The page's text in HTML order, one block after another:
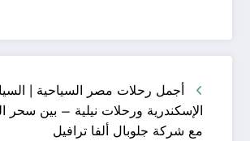
أجمل رحلات مصر السياحية |
الإسكندرية ورحلات نيلية – بين سحر
مع شركة جلوبال ألفا ترافيل